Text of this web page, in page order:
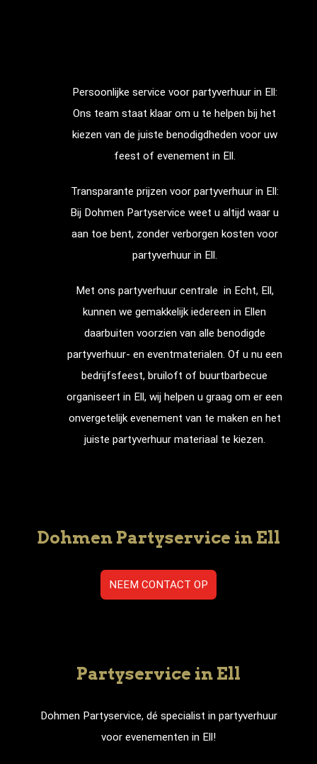
Persoonlijke service voor partyverhuur in Ell:
Ons team staat klaar om u te helpen bij het
kiezen van de juiste benodigdheden voor uw
feest of evenement in Ell.
Transparante prijzen voor partyverhuur in Ell:
Bij Dohmen Partyservice weet u altijd waar u
aan toe bent, zonder verborgen kosten voor
partyverhuur in Ell.
Met ons partyverhuur centrale in Echt, Ell,
kunnen we gemakkelijk iedereen in Ellen
daarbuiten voorzien van alle benodigde
partyverhuur- en eventmaterialen. Of u nu een
bedrijfsfeest, bruiloft of buurtbarbecue
organiseert in Ell, wij helpen u graag om er een
onvergetelijk evenement van te maken en het
juiste partyverhuur materiaal te kiezen.
Dohmen Partyservice in Ell
NEEM CONTACT OP
Partyservice in Ell
Dohmen Partyservice, dé specialist in partyverhuur
voor evenementen in Ell!